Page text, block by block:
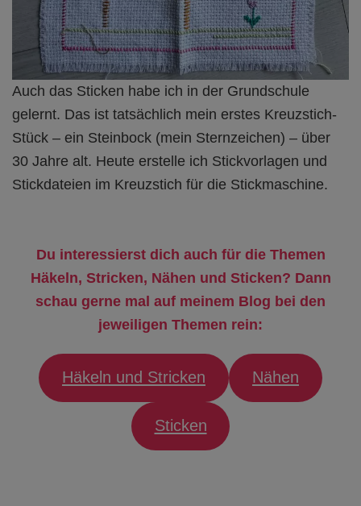
Auch das Sticken habe ich in der Grundschule
gelernt. Das ist tatsächlich mein erstes Kreuzstich-
Stück – ein Steinbock (mein Sternzeichen) – über
30 Jahre alt. Heute erstelle ich Stickvorlagen und
Stickdateien im Kreuzstich für die Stickmaschine.
Du interessierst dich auch für die Themen
Häkeln, Stricken, Nähen und Sticken? Dann
schau gerne mal auf meinem Blog bei den
jeweiligen Themen rein:
Häkeln und Stricken Nähen
Sticken